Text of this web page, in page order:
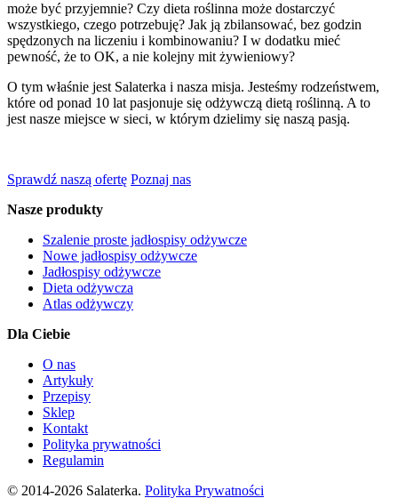
może być przyjemnie? Czy dieta roślinna może dostarczyć
wszystkiego, czego potrzebuję? Jak ją zbilansować, bez godzin
spędzonych na liczeniu i kombinowaniu? I w dodatku mieć
pewność, że to OK, a nie kolejny mit żywieniowy?
O tym właśnie jest Salaterka i nasza misja. Jesteśmy rodzeństwem,
które od ponad 10 lat pasjonuje się odżywczą dietą roślinną. A to
jest nasze miejsce w sieci, w którym dzielimy się naszą pasją.
Sprawdź naszą ofertę Poznaj nas
Nasze produkty
Szalenie proste jadłospisy odżywcze
Nowe jadłospisy odżywcze
Jadłospisy odżywcze
Dieta odżywcza
Atlas odżywczy
Dla Ciebie
O nas
Artykuły
Przepisy
Sklep
Kontakt
Polityka prywatności
Regulamin
© 2014-2026 Salaterka. Polityka Prywatności